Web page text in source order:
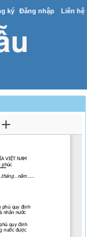
ký Đăng nhập Liên hệ